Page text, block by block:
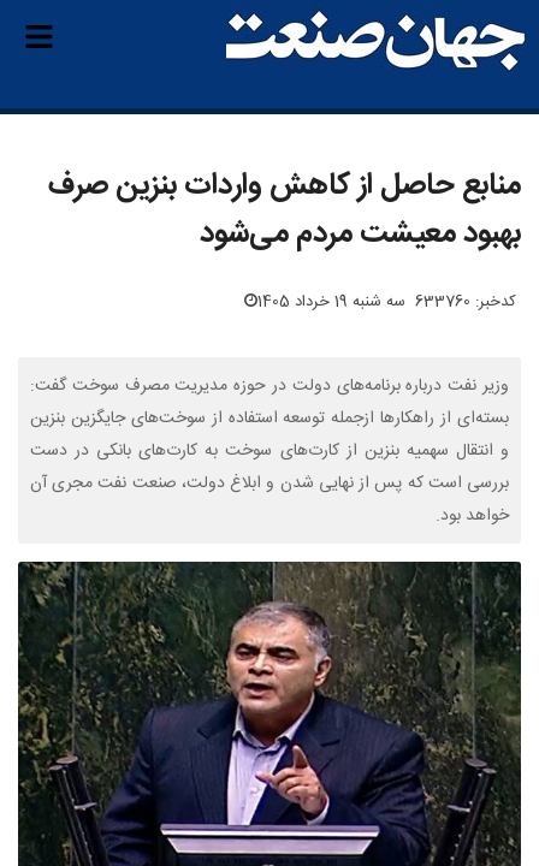
منابع حاصل از کاهش واردات بنزین صرف
بهبود معیشت مردم می‌شود
کدخبر: 633760 سه شنبه 19 خرداد 1405
وزیر نفت درباره برنامه‌های دولت در حوزه مدیریت مصرف سوخت گفت:
بسته‌ای از راهکارها ازجمله توسعه استفاده از سوخت‌های جایگزین بنزین
و انتقال سهمیه بنزین از کارت‌های سوخت به کارت‌های بانکی در دست
بررسی است که پس از نهایی‌ شدن و ابلاغ دولت، صنعت نفت مجری آن
خواهد بود.